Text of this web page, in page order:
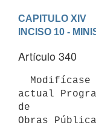
CAPITULO XIV
INCISO 10 -
Artículo 340
actual
de
Obras